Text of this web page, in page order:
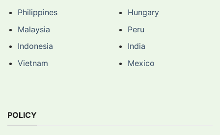
Philippines
Malaysia
Indonesia
Vietnam
Hungary
Peru
India
Mexico
POLICY